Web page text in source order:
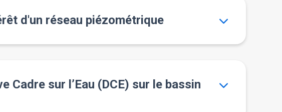
d'un réseau piézométrique
sur l’Eau (DCE) sur le bassin